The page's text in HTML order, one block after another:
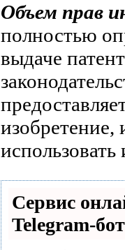
Объем прав
полностью
выдаче
изобретение,
использовать
Сервис
Telegram-